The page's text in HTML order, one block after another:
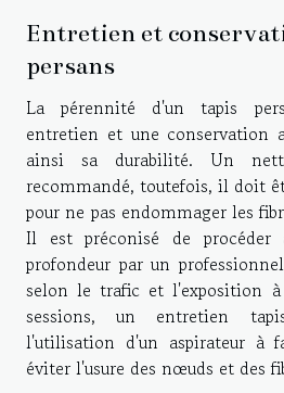
Entretien et
persans
La pérennité d'un tapis
entretien et une conservation
ainsi sa durabilité. Un
recommandé, toutefois, il doit
pour ne pas endommager les
Il est préconisé de
profondeur par un
selon le trafic et l'exposition
sessions, un entretien
l'utilisation d'un aspirateur à
éviter l'usure des nœuds et des